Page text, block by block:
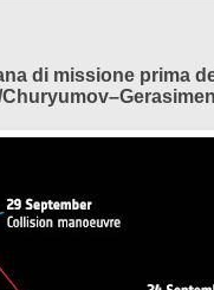
di missione prima